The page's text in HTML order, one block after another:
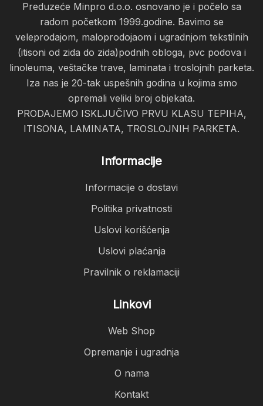
Preduzeće Minpro d.o.o. osnovano je i počelo sa
radom početkom 1999.godine. Bavimo se
veleprodajom, maloprodojaom i ugradnjom tekstilnih
(itisoni od zida do zida)podnih obloga, pvc podova i
linoleuma, veštačke trave, laminata i troslojnih parketa.
Iza nas je 20-tak uspešnih godina u kojima smo
opremali veliki broj objekata.
PRODAJEMO ISKLJUČIVO PRVU KLASU TEPIHA,
ITISONA, LAMINATA, TROSLOJNIH PARKETA.
Informacije
Informacije o dostavi
Politika privatnosti
Uslovi korišćenja
Uslovi plaćanja
Pravilnik o reklamaciji
Linkovi
Web Shop
Opremanje i ugradnja
O nama
Kontakt